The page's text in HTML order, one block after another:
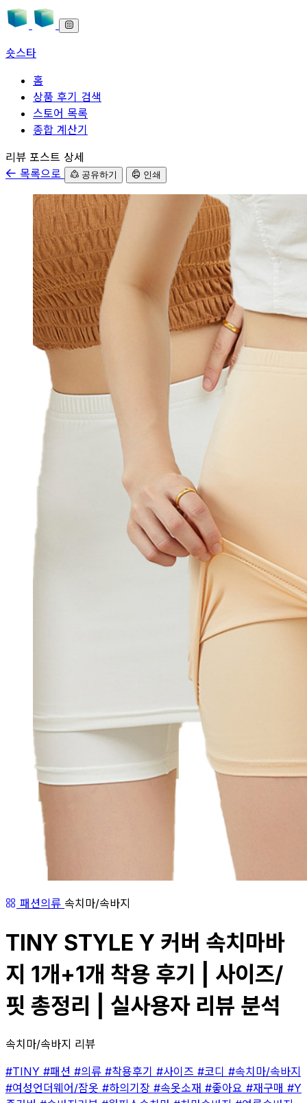
숏스타
홈
상품 후기 검색
스토어 목록
종합 계산기
본문으로 바로가기
리뷰 포스트 상세
목록으로
공유하기 인쇄
패션의류 속치마/속바지
TINY STYLE Y 커버 속치마바
지 1개+1개 착용 후기 | 사이즈/
핏 총정리 | 실사용자 리뷰 분석
속치마/속바지 리뷰
#TINY #패션 #의류 #착용후기 #사이즈 #코디 #속치마/속바지
#여성언더웨어/잠옷 #하의기장 #속옷소재 #좋아요 #재구매 #Y